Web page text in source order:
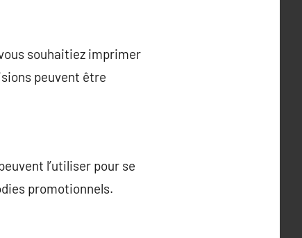
souhaitiez imprimer
peuvent être
l’utiliser pour se
promotionnels.